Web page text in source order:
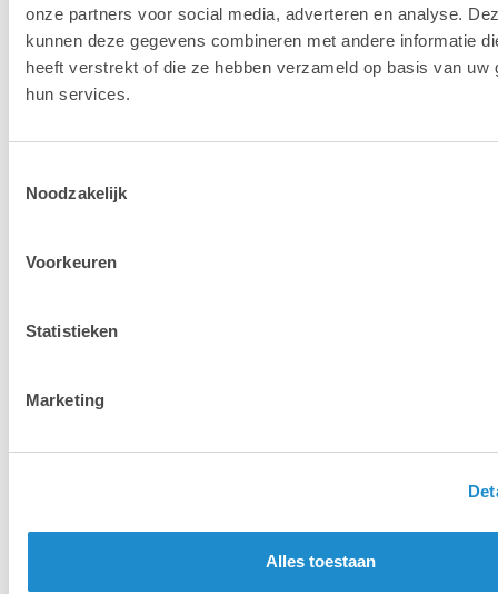
onze partners voor social media, adverteren en analyse.
kunnen deze gegevens combineren met andere informatie
heeft verstrekt of die ze hebben verzameld op basis van uw
hun services.
Noodzakelijk
Voorkeuren
Statistieken
Marketing
Alles toestaan